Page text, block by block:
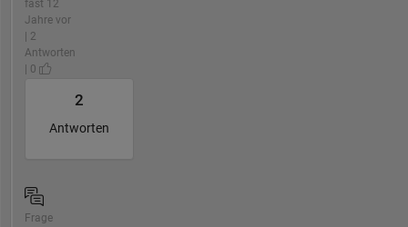
fast 12
Jahre vor
| 2
Antworten
| 0
2
Antworten
Frage